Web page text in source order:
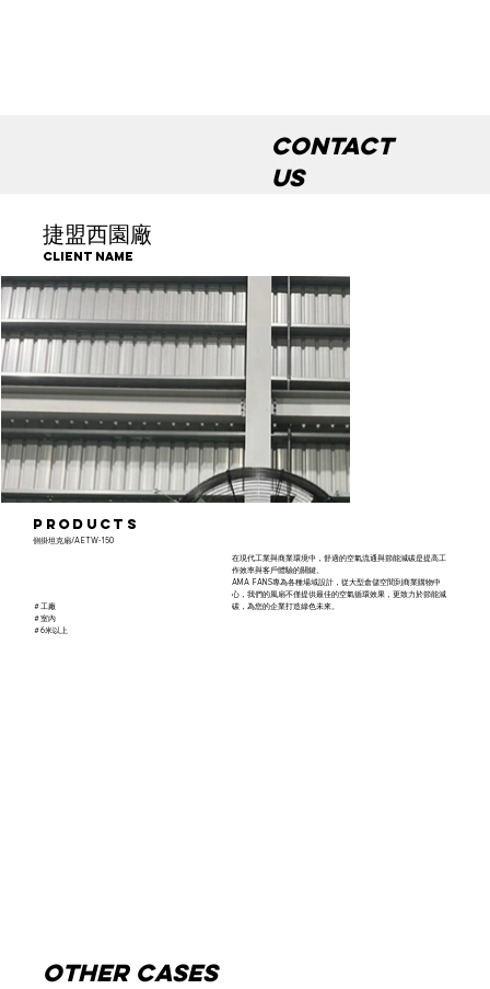
捷盟西園廠
Client Name
other cases
products
側掛坦克扇/AETW-150
＃工廠
​＃室內
​＃6米以上
在現代工業與商業環境中，舒適的空氣流通與節能減碳是提高工
作效率與客戶體驗的關鍵。
AMA FANS專為各種場域設計，從大型倉儲空間到商業購物中
心，我們的風扇不僅提供最佳的空氣循環效果，更致力於節能減
碳，為您的企業打造綠色未來。
Contact
us